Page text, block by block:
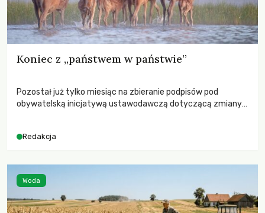
Koniec z „państwem w państwie”
Pozostał już tylko miesiąc na zbieranie podpisów pod
obywatelską inicjatywą ustawodawczą dotyczącą zmiany
niezwykle korzystne rozwiązania dla przyrody i zwierząt,
funkcjonowania łowiectwa w Polsce.
Redakcja
Woda